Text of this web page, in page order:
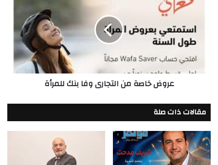
عروض خاصة من التجارى وفا بنك للمرأة
مقالات ذات صلة